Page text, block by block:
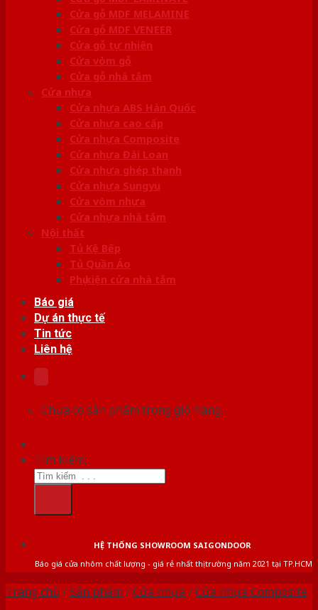
Cửa gỗ MDF MELAMINE
Cửa gỗ MDF VENEER
Cửa gỗ tự nhiên
Cửa vòm gỗ
Cửa gỗ nhà tắm
Cửa nhựa
Cửa nhựa ABS Hàn Quốc
Cửa nhựa cao cấp
Cửa nhựa Composite
Cửa nhựa Đài Loan
Cửa nhựa ghép thanh
Cửa nhựa Sungyu
Cửa vòm nhựa
Cửa nhựa nhà tắm
Nội thất
Tủ Kệ Bếp
Tủ Quần Áo
Phụ kiện cửa nhà tắm
Báo giá
Dự án thực tế
Tin tức
Liên hệ
Chưa có sản phẩm trong giỏ hàng.
Tìm kiếm:
HỆ THỐNG SHOWROOM SAIGONDOOR
Báo giá cửa nhôm chất lượng - giá rẻ nhất thị trường năm 2021 tại TP.HCM
Trang chủ /Sản phẩm /Cửa nhựa /Cửa nhựa Composite